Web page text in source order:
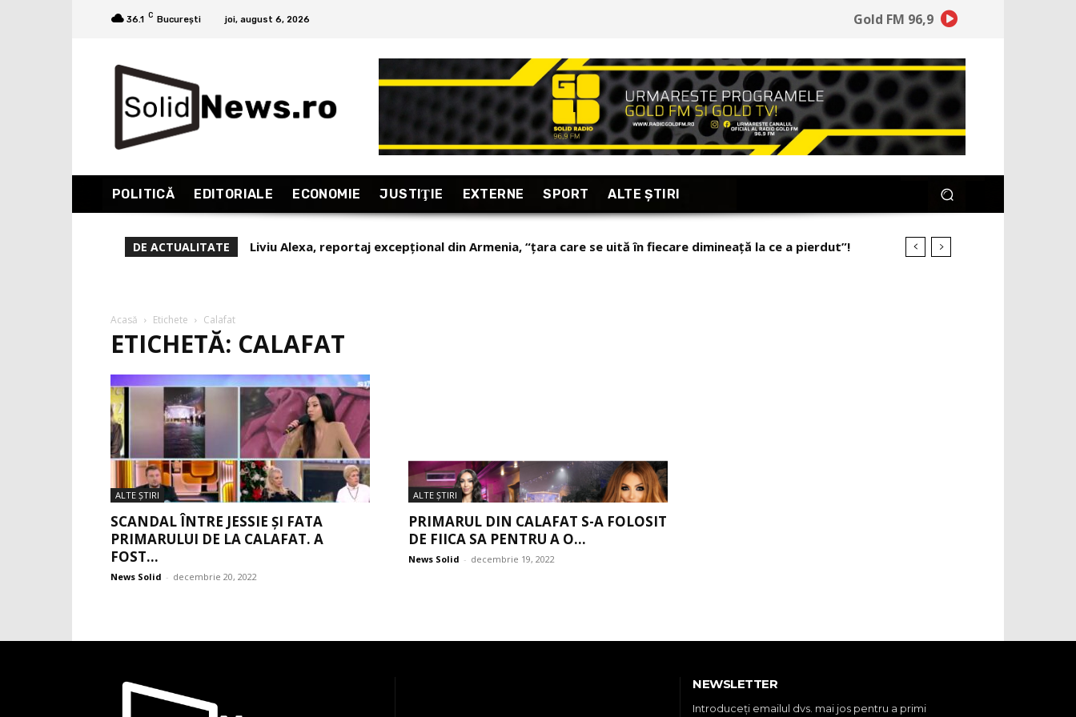
36.1 C București joi, august 6, 2026 Gold FM 96,9
POLITICĂ EDITORIALE ECONOMIE JUSTIŢIE EXTERNE SPORT ALTE ŞTIRI
DE ACTUALITATE
Liviu Alexa, reportaj excepțional din Armenia, “țara care se uită în fiecare dimineață la ce a pierdut”!
Acasă Etichete Calafat
ETICHETĂ: CALAFAT
ALTE ŞTIRI
SCANDAL ÎNTRE JESSIE ȘI FATA
PRIMARULUI DE LA CALAFAT. A
FOST...
News Solid - decembrie 20, 2022
ALTE ŞTIRI
PRIMARUL DIN CALAFAT S-A FOLOSIT
DE FIICA SA PENTRU A O...
News Solid - decembrie 19, 2022
NEWSLETTER
Introduceţi emailul dvs. mai jos pentru a primi